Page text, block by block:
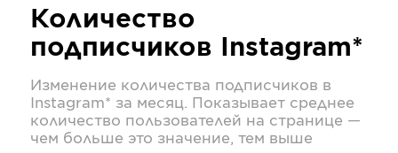
Количество
подписчиков
Instagram*
Изменение количества подписчиков в
Instagram* за месяц. Показывает среднее
количество пользователей на странице —
чем больше это значение, тем выше